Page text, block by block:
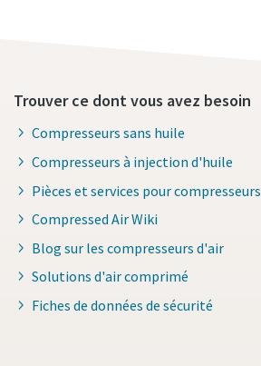
Trouver ce dont vous avez besoin
Compresseurs sans huile
Compresseurs à injection d'huile
Pièces et services pour compresseurs
Compressed Air Wiki
Blog sur les compresseurs d'air
Solutions d'air comprimé
Fiches de données de sécurité